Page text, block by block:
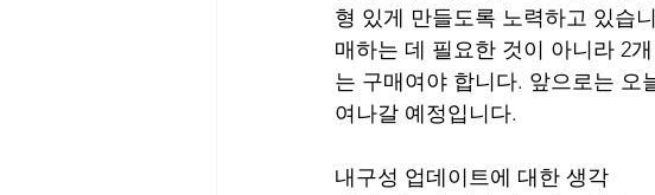
형 있게 만들도록 노력하고 있습
매하는 데 필요한 것이 아니라 2
는 구매여야 합니다. 앞으로는 오
여나갈 예정입니다.
내구성 업데이트에 대한 생각